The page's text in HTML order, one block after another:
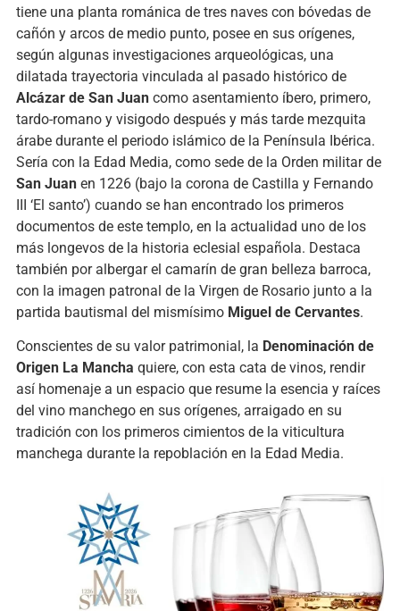
tiene una planta románica de tres naves con bóvedas de
cañón y arcos de medio punto, posee en sus orígenes,
según algunas investigaciones arqueológicas, una
dilatada trayectoria vinculada al pasado histórico de
Alcázar de San Juancomo asentamiento íbero, primero,
tardo-romano y visigodo después y más tarde mezquita
árabe durante el periodo islámico de la Península Ibérica.
Sería con la Edad Media, como sede de la Orden militar de
San Juanen 1226 (bajo la corona de Castilla y Fernando
III ‘El santo’) cuando se han encontrado los primeros
documentos de este templo, en la actualidad uno de los
más longevos de la historia eclesial española. Destaca
también por albergar el camarín de gran belleza barroca,
con la imagen patronal de la Virgen de Rosario junto a la
partida bautismal del mismísimo Miguel de Cervantes.
Conscientes de su valor patrimonial, la Denominación de
Origen La Mancha quiere, con esta cata de vinos, rendir
así homenaje a un espacio que resume la esencia y raíces
del vino manchego en sus orígenes, arraigado en su
tradición con los primeros cimientos de la viticultura
manchega durante la repoblación en la Edad Media.